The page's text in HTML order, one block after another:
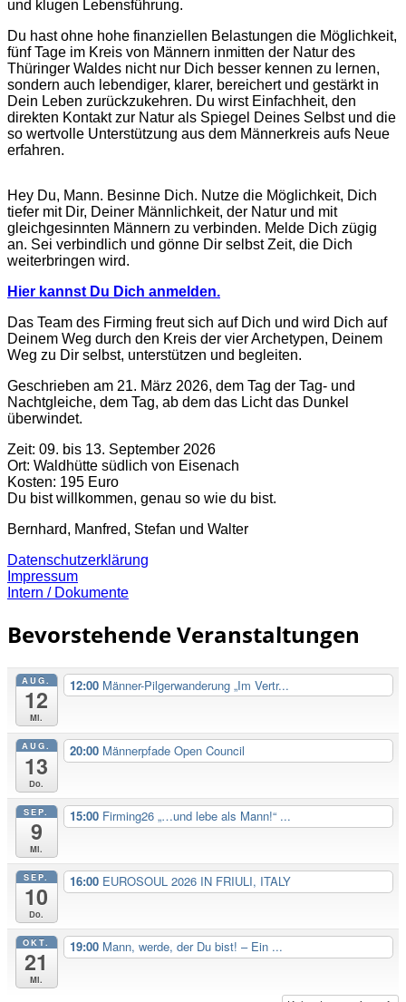
und klugen Lebensführung.
Du hast ohne hohe finanziellen Belastungen die Möglichkeit,
fünf Tage im Kreis von Männern inmitten der Natur des
Thüringer Waldes nicht nur Dich besser kennen zu lernen,
sondern auch lebendiger, klarer, bereichert und gestärkt in
Dein Leben zurückzukehren. Du wirst Einfachheit, den
direkten Kontakt zur Natur als Spiegel Deines Selbst und die
so wertvolle Unterstützung aus dem Männerkreis aufs Neue
erfahren.
Hey Du, Mann. Besinne Dich. Nutze die Möglichkeit, Dich
tiefer mit Dir, Deiner Männlichkeit, der Natur und mit
gleichgesinnten Männern zu verbinden. Melde Dich zügig
an. Sei verbindlich und gönne Dir selbst Zeit, die Dich
weiterbringen wird.
Hier kannst Du Dich anmelden.
Das Team des Firming freut sich auf Dich und wird Dich auf
Deinem Weg durch den Kreis der vier Archetypen, Deinem
Weg zu Dir selbst, unterstützen und begleiten.
Geschrieben am 21. März 2026, dem Tag der Tag- und
Nachtgleiche, dem Tag, ab dem das Licht das Dunkel
überwindet.
Zeit: 09. bis 13. September 2026
Ort: Waldhütte südlich von Eisenach
Kosten: 195 Euro
Du bist willkommen, genau so wie du bist.
Bernhard, Manfred, Stefan und Walter
Datenschutzerklärung
Impressum
Intern / Dokumente
Bevorstehende Veranstaltungen
AUG.
12
Mi.
12:00 Männer-Pilgerwanderung „Im Vertr...
AUG.
13
Do.
20:00 Männerpfade Open Council
SEP.
9
Mi.
15:00 Firming26 „…und lebe als Mann!“ ...
SEP.
10
Do.
16:00 EUROSOUL 2026 IN FRIULI, ITALY
OKT.
21
Mi.
19:00 Mann, werde, der Du bist! – Ein ...